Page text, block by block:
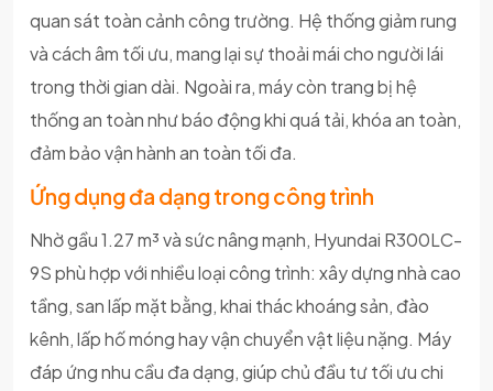
quan sát toàn cảnh công trường. Hệ thống giảm rung
và cách âm tối ưu, mang lại sự thoải mái cho người lái
trong thời gian dài. Ngoài ra, máy còn trang bị hệ
thống an toàn như báo động khi quá tải, khóa an toàn,
đảm bảo vận hành an toàn tối đa.
Ứng dụng đa dạng trong công trình
Nhờ gầu 1.27 m³ và sức nâng mạnh, Hyundai R300LC-
9S phù hợp với nhiều loại công trình: xây dựng nhà cao
tầng, san lấp mặt bằng, khai thác khoáng sản, đào
kênh, lấp hố móng hay vận chuyển vật liệu nặng. Máy
đáp ứng nhu cầu đa dạng, giúp chủ đầu tư tối ưu chi